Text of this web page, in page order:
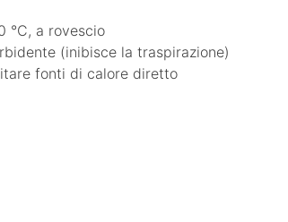
°C, a rovescio
(inibisce la traspirazione)
fonti di calore diretto